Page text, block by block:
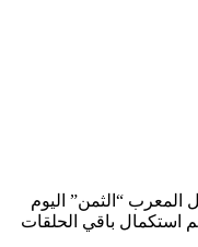
“الثمن” اليوم
مؤكدة أنه سيتم استكمال باقي الحلقات